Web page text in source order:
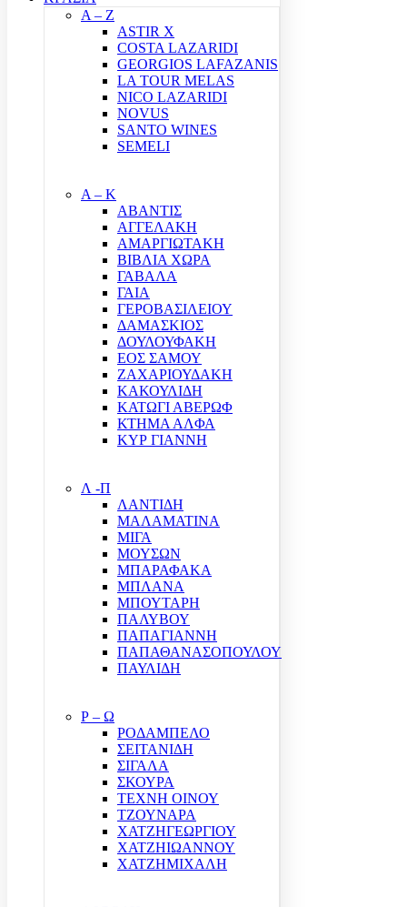
A – Z
ASTIR X
COSTA LAZARIDI
GEORGIOS LAFAZANIS
LA TOUR MELAS
NICO LAZARIDI
NOVUS
SANTO WINES
SEMELI
Α – Κ
ΑΒΑΝΤΙΣ
ΑΓΓΕΛΑΚΗ
ΑΜΑΡΓΙΩΤΑΚΗ
ΒΙΒΛΙΑ ΧΩΡΑ
ΓΑΒΑΛΑ
ΓΑΙΑ
ΓΕΡΟΒΑΣΙΛΕΙΟΥ
ΔΑΜΑΣΚΙΟΣ
ΔΟΥΛΟΥΦΑΚΗ
ΕΟΣ ΣΑΜΟΥ
ΖΑΧΑΡΙΟΥΔΑΚΗ
ΚΑΚΟΥΛΙΔΗ
ΚΑΤΩΓΙ ΑΒΕΡΩΦ
ΚΤΗΜΑ ΑΛΦΑ
ΚΥΡ ΓΙΑΝΝΗ
Λ -Π
ΛΑΝΤΙΔΗ
ΜΑΛΑΜΑΤΙΝΑ
ΜΙΓΑ
ΜΟΥΣΩΝ
ΜΠΑΡΑΦΑΚΑ
ΜΠΛΑΝΑ
ΜΠΟΥΤΑΡΗ
ΠΑΛΥΒΟΥ
ΠΑΠΑΓΙΑΝΝΗ
ΠΑΠΑΘΑΝΑΣΟΠΟΥΛΟΥ
ΠΑΥΛΙΔΗ
Ρ – Ω
ΡΟΔΑΜΠΕΛΟ
ΣΕΙΤΑΝΙΔΗ
ΣΙΓΑΛΑ
ΣΚΟΥΡΑ
ΤΕΧΝΗ ΟΙΝΟΥ
ΤΖΟΥΝΑΡΑ
ΧΑΤΖΗΓΕΩΡΓΙΟΥ
ΧΑΤΖΗΙΩΑΝΝΟΥ
ΧΑΤΖΗΜΙΧΑΛΗ